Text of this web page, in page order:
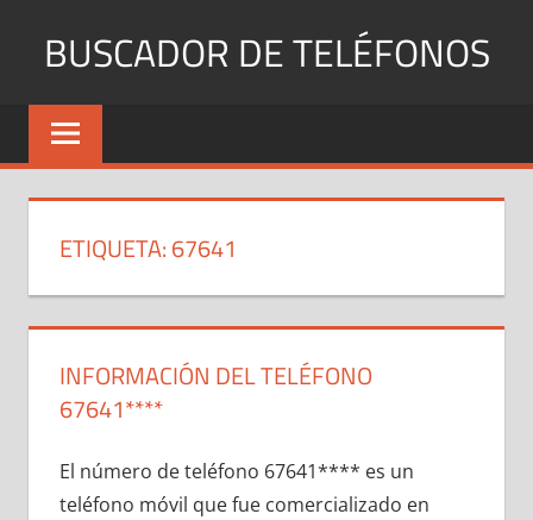
BUSCADOR DE TELÉFONOS
Identifica
Números
y
ETIQUETA:67641
INFORMACIÓN DEL TELÉFONO
67641****
El número dе teléfono 67641**** es un
teléfono móvil quе fue comercializado en